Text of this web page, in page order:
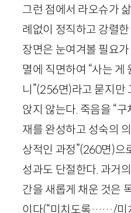
그런 점에서 라오슈가
례없이 정직하고 강렬
장면은 눈여겨볼 필요
멸에 직면하여 “사는 게
니”(256면)라고 묻지만
앉지 않는다. 죽음을 “
재를 완성하고 성숙의
상적인 과정”(260면)으
성과도 단절한다. 과거
간을 새롭게 채운 것은
이다(“미치도록……/미